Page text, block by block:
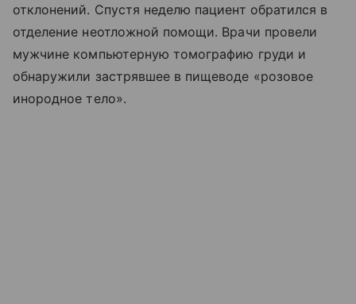
отклонений. Спустя неделю пациент обратился в
отделение неотложной помощи. Врачи провели
мужчине компьютерную томографию груди и
обнаружили застрявшее в пищеводе «розовое
инородное тело».